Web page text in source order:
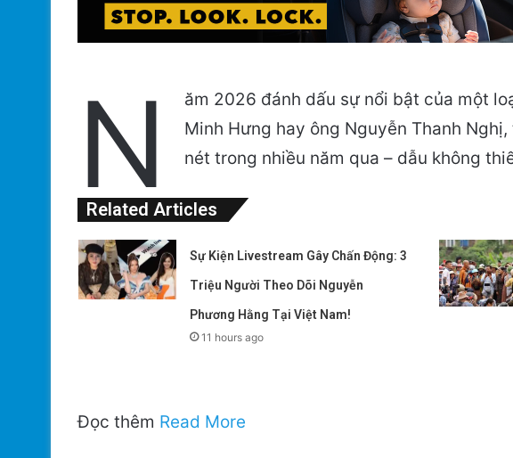
N
ăm 2026 đánh dấu sự nổi bật của một
Minh Hưng hay ông Nguyễn Thanh
nét trong nhiều năm qua – dẫu không
Related Articles
Sự Kiện Livestream Gây Chấn Động: 3
Triệu Người Theo Dõi Nguyễn
Phương Hằng Tại Việt Nam!
11 hours ago
Đọc thêm Read More